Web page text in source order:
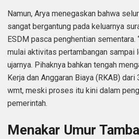
Namun, Arya menegaskan bahwa
sangat bergantung pada keluarnya
ESDM pasca penghentian sementara.
mulai aktivitas pertambangan sampai
ujarnya. Pihaknya bahkan tengah
Kerja dan Anggaran Biaya (RKAB)
wmt, meski proses itu kini dalam
pemerintah.
Menakar Umur